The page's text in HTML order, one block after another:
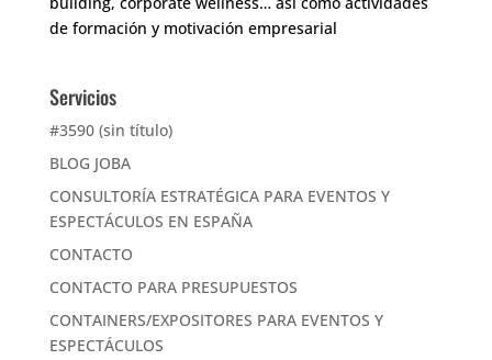
de formación y motivación empresarial
Servicios
#3590 (sin título)
BLOG JOBA
CONSULTORÍA ESTRATÉGICA PARA EVENTOS Y
ESPECTÁCULOS EN ESPAÑA
CONTACTO
CONTACTO PARA PRESUPUESTOS
CONTAINERS/EXPOSITORES PARA EVENTOS Y
ESPECTÁCULOS